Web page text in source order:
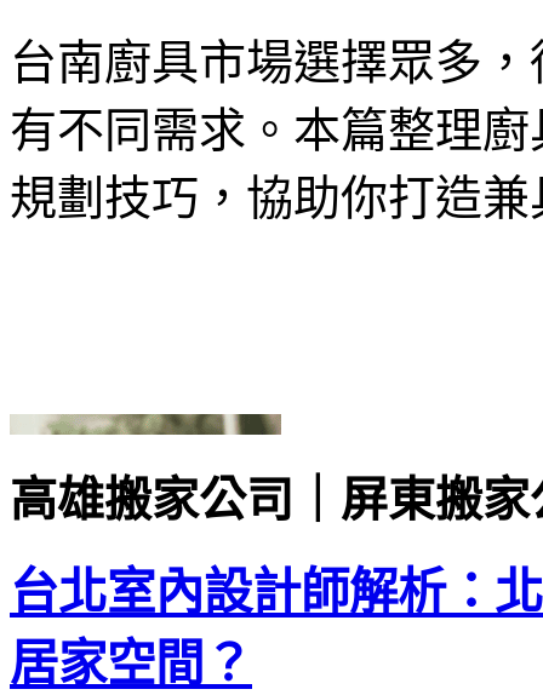
台南廚具市場選擇眾多
有不同需求。本篇整理
規劃技巧，協助你打造
高雄搬家公司｜屏東搬家
台北室內設計師解析：
居家空間？